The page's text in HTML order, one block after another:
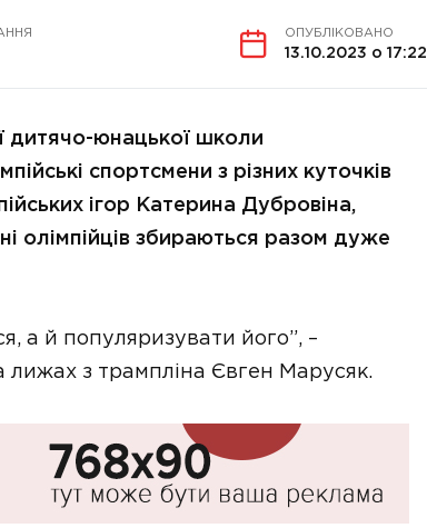
ОПУБЛІКОВАНО
13.10.2023 о 17:22
дитячо-юнацької школи
спортсмени з різних куточків
ігор Катерина Дубровіна,
олімпійців збираються разом дуже
а й популяризувати його”, –
лижах з трампліна Євген Марусяк.